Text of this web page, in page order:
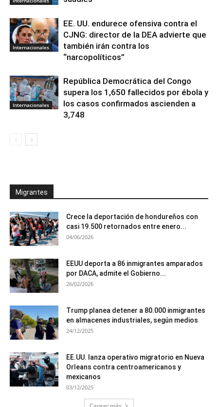
Internacionales
EE. UU. endurece ofensiva contra el
CJNG: director de la DEA advierte que
también irán contra los
“narcopolíticos”
Internacionales
República Democrática del Congo
supera los 1,650 fallecidos por ébola y
los casos confirmados ascienden a
3,748
Migrantes
Crece la deportación de hondureños con
casi 19.500 retornados entre enero...
04/06/2026
EEUU deporta a 86 inmigrantes amparados
por DACA, admite el Gobierno...
26/02/2026
Trump planea detener a 80.000 inmigrantes
en almacenes industriales, según medios
24/12/2025
EE.UU. lanza operativo migratorio en Nueva
Orleans contra centroamericanos y
mexicanos
03/12/2025